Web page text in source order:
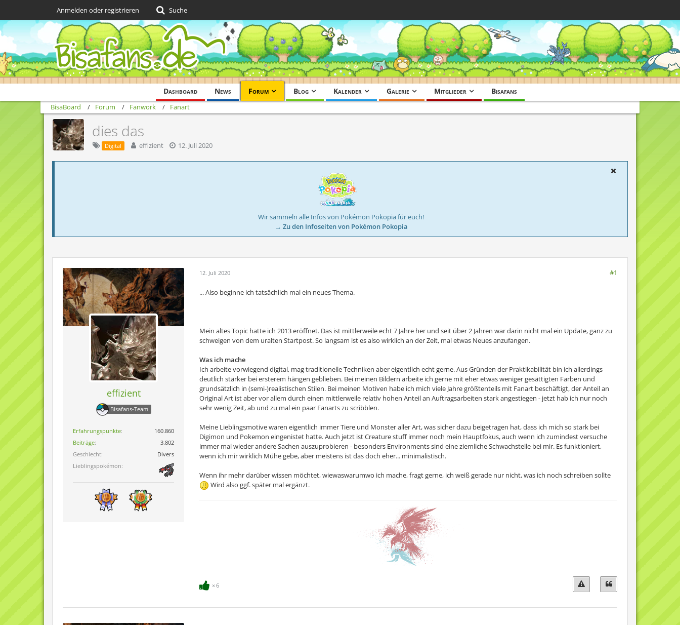
Dashboard News Forum Blog Kalender Galerie Mitglieder Bisafans
Anmelden oder registrieren Suche
BisaBoard Forum Fanwork Fanart
dies das
Digital effizient 12. Juli 2020
Wir sammeln alle Infos von Pokémon Pokopia für euch!
→ Zu den Infoseiten von Pokémon Pokopia
effizient
Bisafans-Team
Erfahrungspunkte
160.860
Beiträge
3.802
Geschlecht
Divers
Lieblingspokémon
12. Juli 2020 #1
... Also beginne ich tatsächlich mal ein neues Thema.
Mein altes Topic hatte ich 2013 eröffnet. Das ist mittlerweile echt 7 Jahre her und seit über 2 Jahren war darin nicht mal ein Update, ganz zu
schweigen von dem uralten Startpost. So langsam ist es also wirklich an der Zeit, mal etwas Neues anzufangen.
Was ich mache
Ich arbeite vorwiegend digital, mag traditionelle Techniken aber eigentlich echt gerne. Aus Gründen der Praktikabilität bin ich allerdings
deutlich stärker bei ersterem hängen geblieben. Bei meinen Bildern arbeite ich gerne mit eher etwas weniger gesättigten Farben und
grundsätzlich in (semi-)realistischen Stilen. Bei meinen Motiven habe ich mich viele Jahre größtenteils mit Fanart beschäftigt, der Anteil an
Original Art ist aber vor allem durch einen mittlerweile relativ hohen Anteil an Auftragsarbeiten stark angestiegen - jetzt hab ich nur noch
sehr wenig Zeit, ab und zu mal ein paar Fanarts zu scribblen.
Meine Lieblingsmotive waren eigentlich immer Tiere und Monster aller Art, was sicher dazu beigetragen hat, dass ich mich so stark bei
Digimon und Pokemon eingenistet hatte. Auch jetzt ist Creature stuff immer noch mein Hauptfokus, auch wenn ich zumindest versuche
immer mal wieder andere Sachen auszuprobieren - besonders Environments sind eine ziemliche Schwachstelle bei mir. Es funktioniert,
wenn ich mir wirklich Mühe gebe, aber meistens ist das doch eher... minimalistisch.
Wenn ihr mehr darüber wissen möchtet, wiewaswarumwo ich mache, fragt gerne, ich weiß gerade nur nicht, was ich noch schreiben sollte
Wird also ggf. später mal ergänzt.
6